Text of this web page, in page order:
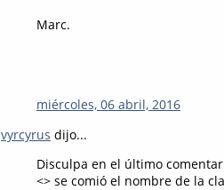
Marc.
miércoles, 06 abril, 2016
vyrcyrus dijo...
Disculpa en el último
<> se comió el nombre de la